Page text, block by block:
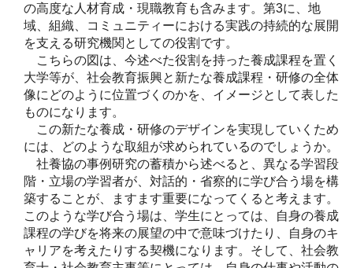
の高度な人材育成・現職教育も含みます。第3に、地
域、組織、コミュニティーにおける実践の持続的な展開
を支える研究機関としての役割です。
こちらの図は、今述べた役割を持った養成課程を置く
大学等が、社会教育振興と新たな養成課程・研修の全体
像にどのように位置づくのかを、イメージとして表した
ものになります。
この新たな養成・研修のデザインを実現していくため
には、どのような取組が求められているのでしょうか。
社養協の事例研究の蓄積から述べると、異なる学習段
階・立場の学習者が、対話的・省察的に学び合う場を構
築することが、ますます重要になってくると考えます。
このような学び合う場は、学生にとっては、自身の養成
課程の学びを将来の展望の中で意味づけたり、自身のキ
ャリアを考えたりする契機になります。そして、社会教